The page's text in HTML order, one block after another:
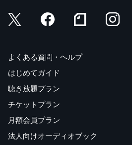
よくある質問・ヘルプ
はじめてガイド
聴き放題プラン
チケットプラン
月額会員プラン
法人向けオーディオブック